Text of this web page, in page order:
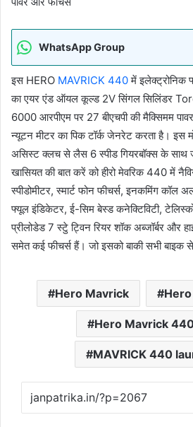
WhatsApp Group
इस HERO MAVRICK 440में
का एयर एंड ऑयल कूल्ड 2V सिंगल सिलिंडर
6000 आरपीएम पर 27 बीएचपी की मैक्सिमम
न्यूटन मीटर का पिक टॉर्क जेनरेट करता है। इस
असिस्ट क्लच से लैस 6 स्पीड गियरबॉक्स के साथ
खासियत की बात करें को हीरो मेवरिक 440 में
स्पीडोमीटर, स्मार्ट फोन फीचर्स, इनकमिंग कॉल
फ्यूल इंडिकेटर, ई-सिम बेस्ड कनेक्टिविटी,
प्रीलोडेड 7 स्टेु ट्विन रियर शॉक अब्जॉर्बर और
समेत कई फीचर्स हैं। जो इसको बाकी सभी बाइक
Hero Mavrick
Hero Mavrick
MAVRICK 440